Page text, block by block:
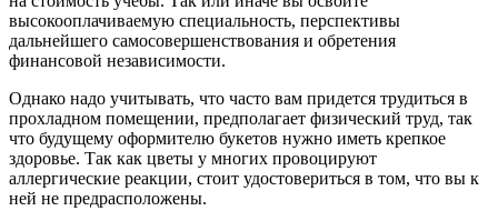
высокооплачиваемую специальность, перспективы
дальнейшего самосовершенствования и обретения
финансовой независимости.
Однако надо учитывать, что часто вам придется трудиться в
прохладном помещении, предполагает физический труд, так
что будущему оформителю букетов нужно иметь крепкое
здоровье. Так как цветы у многих провоцируют
аллергические реакции, стоит удостовериться в том, что вы к
ней не предрасположены.